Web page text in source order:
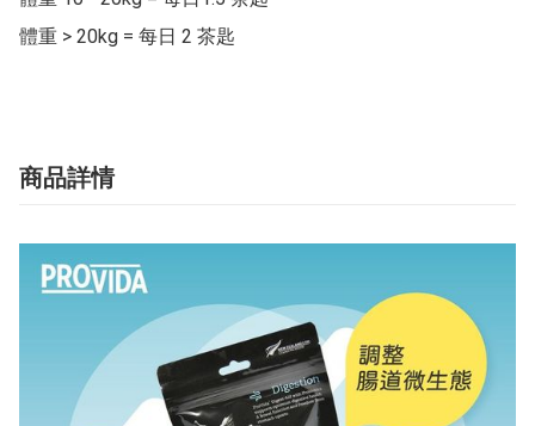
體重 > 20kg = 每日 2 茶匙
商品詳情